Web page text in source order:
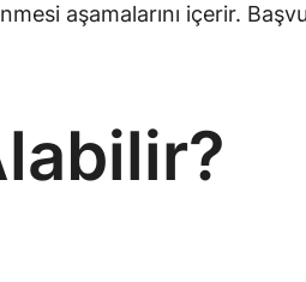
aşamalarını içerir.